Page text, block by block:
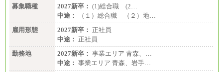
募集職種
2027新卒： (1)総合職 (2…
中途：
（１）総合職 （２）地…
雇用形態
2027新卒： 正社員
中途： 正社員
勤務地
2027新卒： 事業エリア 青森、…
中途： 事業エリア 青森、岩手…